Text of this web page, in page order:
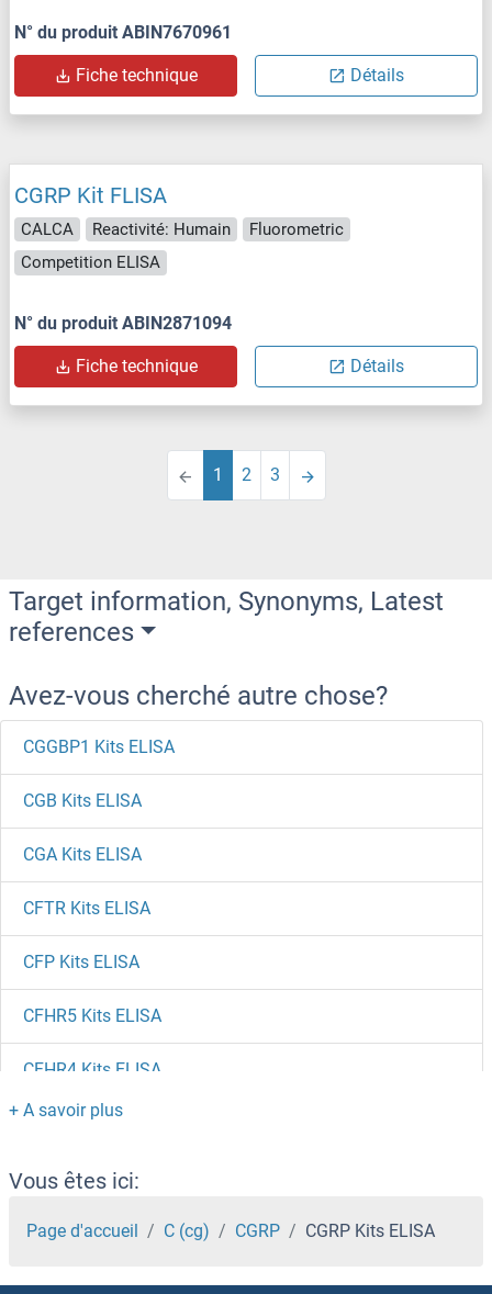
N° du produit ABIN7670961
Fiche technique Détails
CGRP Kit FLISA
CALCA Reactivité: Humain
Fluorometric
Competition ELISA
N° du produit ABIN2871094
Fiche technique Détails
1 2 3
Target information, Synonyms, Latest
references
Avez-vous cherché autre chose?
CGGBP1 Kits ELISA
CGB Kits ELISA
CGA Kits ELISA
CFTR Kits ELISA
CFP Kits ELISA
CFHR5 Kits ELISA
CFHR4 Kits ELISA
CFHR3 Kits ELISA
CFHR2 Kits ELISA
CFHR1 Kits ELISA
CFDP1 Kits ELISA
Vous êtes ici:
Page d'accueil C (cg) CGRP CGRP Kits ELISA